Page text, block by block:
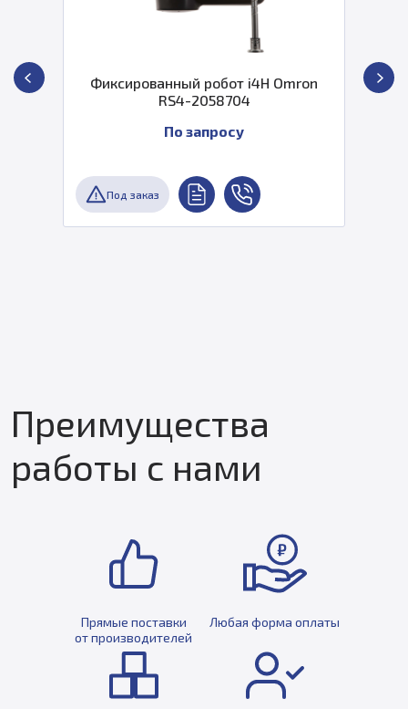
Фиксированный робот i4H Omron
RS4-2058704
По запросу
Под заказ
Преимущества
работы с нами
Прямые поставки
от производителей
Любая форма оплаты